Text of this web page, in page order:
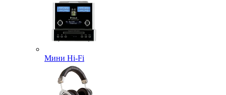
Мини Hi-Fi